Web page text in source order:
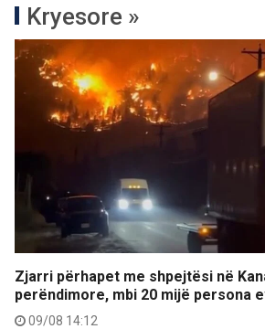
Kryesore »
Zjarri përhapet me shpejtësi në
perëndimore, mbi 20 mijë persona
09/08 14:12